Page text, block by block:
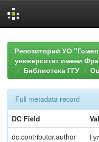
navigationРепозиторий УО
университет имени
Библиотека ГГУ
Full metadata record
DC Field
dc.contributor.author